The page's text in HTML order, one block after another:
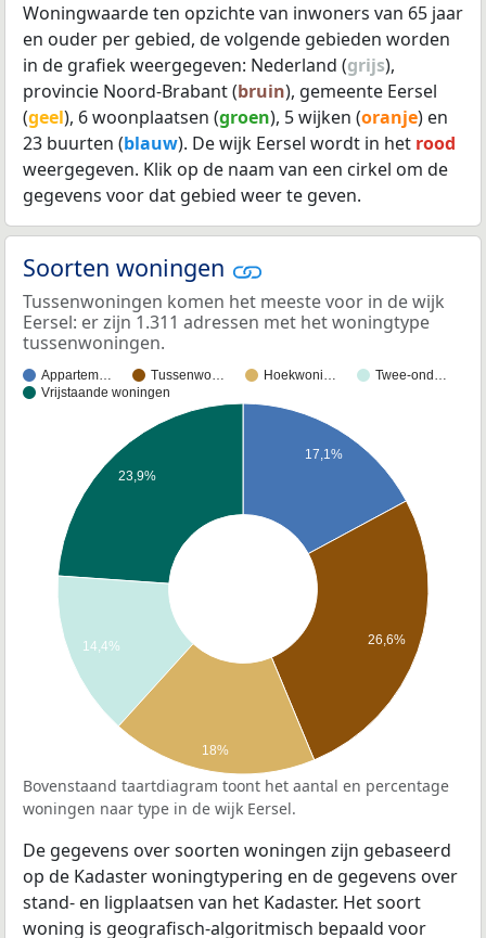
Woningwaarde ten opzichte van inwoners van 65 jaar
en ouder per gebied, de volgende gebieden worden
in de grafiek weergegeven: Nederland (grijs),
provincie Noord-Brabant (bruin), gemeente Eersel
(geel), 6 woonplaatsen (groen), 5 wijken (oranje) en
23 buurten (blauw). De wijk Eersel wordt in het rood
weergegeven. Klik op de naam van een cirkel om de
gegevens voor dat gebied weer te geven.
Soorten woningen
Tussenwoningen komen het meeste voor in de wijk
Eersel: er zijn 1.311 adressen met het woningtype
tussenwoningen.
Appartem… Tussenwo… Hoekwoni…
Twee-ond…
Vrijstaande woningen
17,1%
26,6%
23,9%
14,4%
18%
Bovenstaand taartdiagram toont het aantal en percentage
woningen naar type in de wijk Eersel.
De gegevens over soorten woningen zijn gebaseerd
op de Kadaster woningtypering en de gegevens over
stand- en ligplaatsen van het Kadaster. Het soort
woning is geografisch-algoritmisch bepaald voor